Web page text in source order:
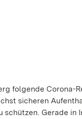
folgende Corona-
sicheren
Gerade in